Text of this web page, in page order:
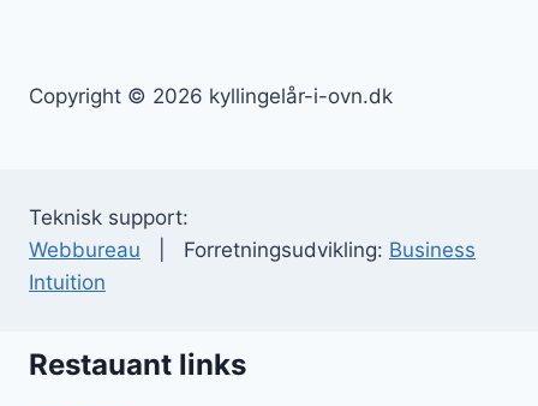
Copyright © 2026 kyllingelår-i-ovn.dk
Teknisk support:
Webbureau | Forretningsudvikling: Business
Intuition
Restauant links